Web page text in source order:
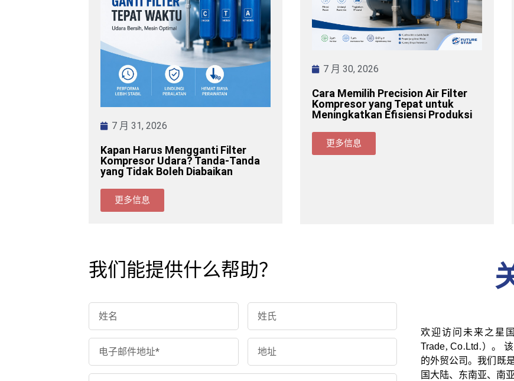
7 月 31, 2026
Kapan Harus Mengganti Filter
Kompresor Udara? Tanda-Tanda
yang Tidak Boleh Diabaikan
更多信息
7 月 30, 2026
Cara Memilih Precision Air Filter
Kompresor yang Tepat untuk
Meningkatkan Efisiensi Produksi
更多信息
我们能提供什么帮助？
欢迎访问未来之星
Trade, Co.Ltd.）。
的外贸公司。我们既
国大陆、东南亚、南